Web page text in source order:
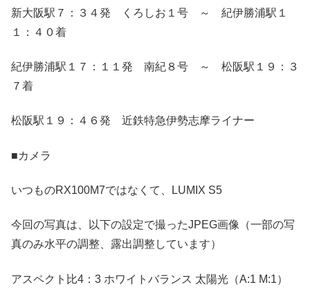
新大阪駅７：３４発 くろしお１号 ～ 紀伊勝浦駅１
１：４０着
紀伊勝浦駅１７：１１発 南紀８号 ～ 松阪駅１９：３
７着
松阪駅１９：４６発 近鉄特急伊勢志摩ライナー
■カメラ
いつものRX100M7ではなくて、LUMIX S5
今回の写真は、以下の設定で撮ったJPEG画像（一部の写
真のみ水平の調整、露出調整しています）
アスペクト比4：3 ホワイトバランス 太陽光（A:1 M:1）